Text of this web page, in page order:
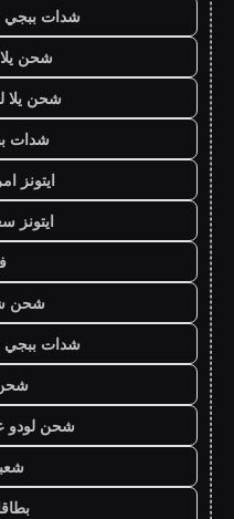
شدات ببجي
شحن
شحن يلا
شدات
ايتونز
ايتونز
شحن
شدات ببجي
شحن
شحن لودو